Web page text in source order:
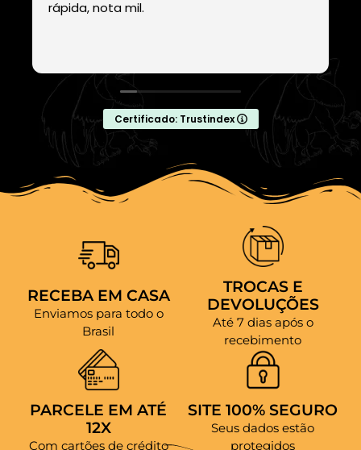
rápida, nota mil.
Certificado: Trustindex
RECEBA EM CASA
Enviamos para todo o
Brasil
TROCAS E
DEVOLUÇÕES
Até 7 dias após o
recebimento
PARCELE EM ATÉ
12X
Com cartões de crédito
SITE 100% SEGURO
Seus dados estão
protegidos